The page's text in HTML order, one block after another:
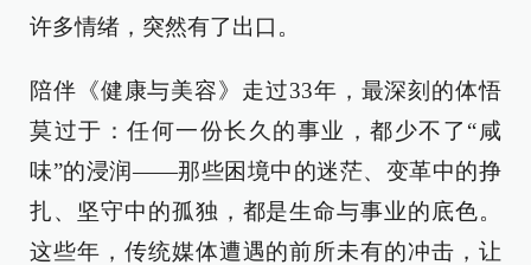
许多情绪，突然有了出口。
陪伴《健康与美容》走过33年，最深刻的体悟
莫过于：任何一份长久的事业，都少不了“咸
味”的浸润——那些困境中的迷茫、变革中的挣
扎、坚守中的孤独，都是生命与事业的底色。
这些年，传统媒体遭遇的前所未有的冲击，让